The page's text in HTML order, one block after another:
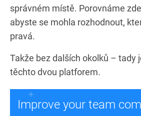
správném místě. Porovnáme
abyste se mohla rozhodnout,
pravá.
Takže bez dalších okolků – tady
těchto dvou platforem.
Improve your team